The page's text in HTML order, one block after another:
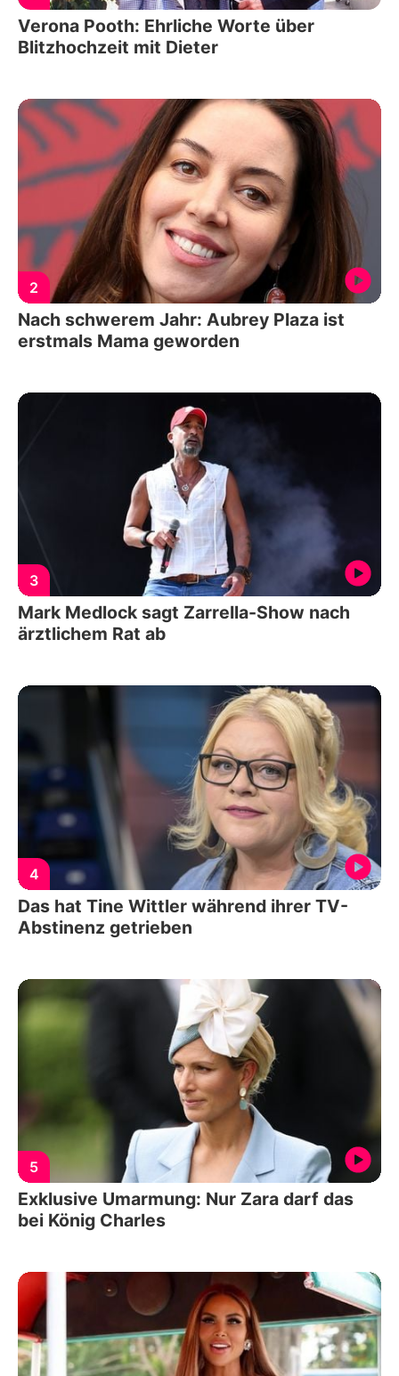
Verona Pooth: Ehrliche Worte über
Blitzhochzeit mit Dieter
2
Nach schwerem Jahr: Aubrey Plaza ist
erstmals Mama geworden
3
Mark Medlock sagt Zarrella-Show nach
ärztlichem Rat ab
4
Das hat Tine Wittler während ihrer TV-
Abstinenz getrieben
5
Exklusive Umarmung: Nur Zara darf das
bei König Charles